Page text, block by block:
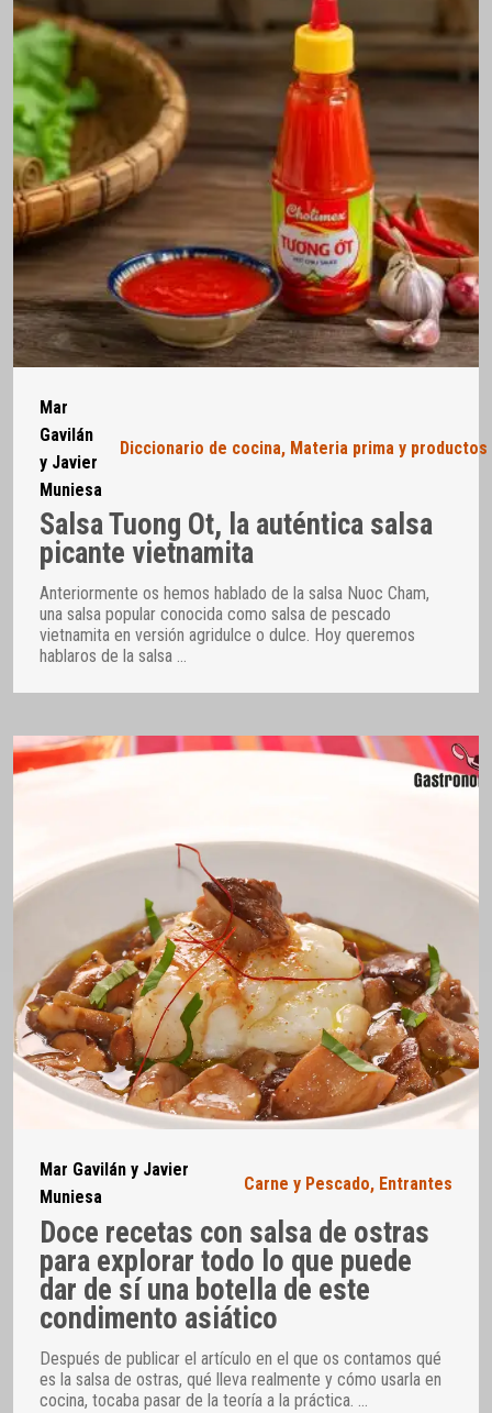
Mar
Gavilán
y Javier
Muniesa
Diccionario de cocina, Materia prima y productos
Salsa Tuong Ot, la auténtica salsa
picante vietnamita
Anteriormente os hemos hablado de la salsa Nuoc Cham,
una salsa popular conocida como salsa de pescado
vietnamita en versión agridulce o dulce. Hoy queremos
hablaros de la salsa …
Mar Gavilán y Javier
Muniesa
Carne y Pescado, Entrantes
Doce recetas con salsa de ostras
para explorar todo lo que puede
dar de sí una botella de este
condimento asiático
Después de publicar el artículo en el que os contamos qué
es la salsa de ostras, qué lleva realmente y cómo usarla en
cocina, tocaba pasar de la teoría a la práctica. …